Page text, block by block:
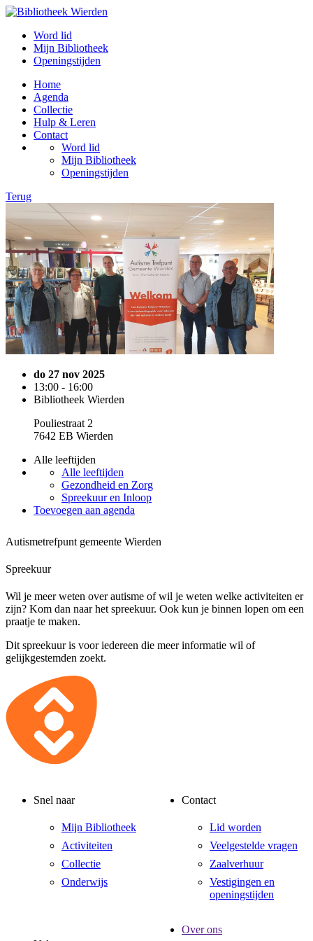
Word lid
Mijn Bibliotheek
Openingstijden
Home
Agenda
Collectie
Hulp & Leren
Contact
Word lid
Mijn Bibliotheek
Openingstijden
Terug
do 27 nov 2025
13:00 - 16:00
Bibliotheek Wierden
Pouliestraat 2
7642 EB Wierden
Alle leeftijden
Alle leeftijden
Gezondheid en Zorg
Spreekuur en Inloop
Toevoegen aan agenda
Autismetrefpunt gemeente Wierden
Spreekuur
Wil je meer weten over autisme of wil je weten welke activiteiten er
zijn? Kom dan naar het spreekuur. Ook kun je binnen lopen om een
praatje te maken.
Dit spreekuur is voor iedereen die meer informatie wil of
gelijkgestemden zoekt.
Snel naar
Mijn Bibliotheek
Activiteiten
Collectie
Onderwijs
Contact
Lid worden
Veelgestelde vragen
Zaalverhuur
Vestigingen en
openingstijden
Over ons